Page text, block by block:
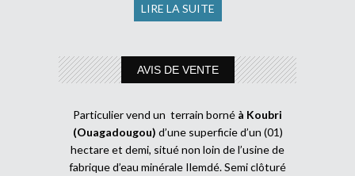
LIRE LA SUITE
AVIS DE VENTE
Particulier vend un terrain borné à Koubri
(Ouagadougou) d’une superficie d’un (01)
hectare et demi, situé non loin de l’usine de
fabrique d’eau minérale Ilemdé. Semi clôturé